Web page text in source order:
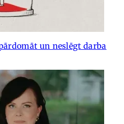
un neslēgt darba